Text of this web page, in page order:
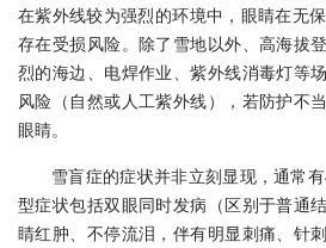
在紫外线较为强烈的环境中，眼睛在无
存在受损风险。除了雪地以外、高海拔
烈的海边、电焊作业、紫外线消毒灯等
风险（自然或人工紫外线），若防护不
眼睛。
雪盲症的症状并非立刻显现，通常
型症状包括双眼同时发病（区别于普通
睛红肿、不停流泪，伴有明显刺痛、针